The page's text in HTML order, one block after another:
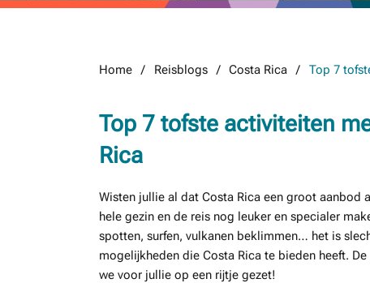
Home Reisblogs Costa Rica Top 7
Top 7 tofste activiteiten
Rica
Wisten jullie al dat Costa Rica een groot aanbod
hele gezin en de reis nog leuker en specialer
spotten, surfen, vulkanen beklimmen… het is
mogelijkheden die Costa Rica te bieden heeft.
we voor jullie op een rijtje gezet!